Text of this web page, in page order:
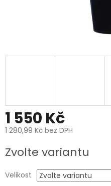
1 550 Kč
1 280,99 Kč bez DPH
cena:
Zvolte variantu
Velikost